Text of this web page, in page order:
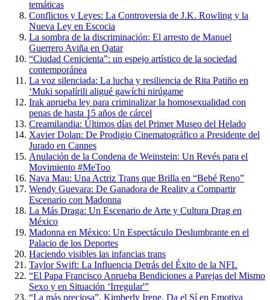
temáticas
Conflictos y Leyes: La Controversia de J.K. Rowling y la
Nueva Ley en Escocia
La sombra de la discriminación: El arresto de Manuel
Guerrero Aviña en Qatar
“Ciudad Cenicienta”: un espejo artístico de la sociedad
contemporánea
La voz silenciada: La lucha y resiliencia de Rita Patiño en
‘Muki sopalírili aligué gawíchi nirúgame
Irak aprueba ley para criminalizar la homosexualidad con
penas de hasta 15 años de cárcel
Creamilandia: Últimos días del Primer Museo del Helado
Xavier Dolan: De Prodigio Cinematográfico a Presidente del
Jurado en Cannes
Anulación de la Condena de Weinstein: Un Revés para el
Movimiento #MeToo
Nava Mau: Una Actriz Trans que Brilla en “Bebé Reno”
Wendy Guevara: De Ganadora de Reality a Compartir
Escenario con Madonna
La Más Draga: Un Escenario de Arte y Cultura Drag en
México
Madonna en México: Un Espectáculo Deslumbrante en el
Palacio de los Deportes
Haciendo visibles las infancias trans
Taylor Swift: La Influencia Detrás del Éxito de la NFL
“El Papa Francisco Aprueba Bendiciones a Parejas del Mismo
Sexo y en Situación ‘Irregular'”
“La más preciosa”, Kimberly Irene, Da el Sí en Emotiva